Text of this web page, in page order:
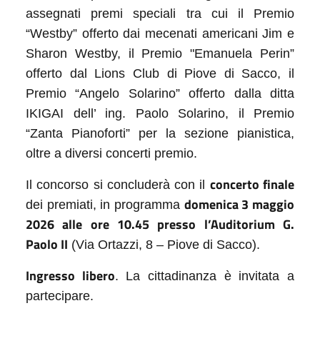
assegnati premi speciali tra cui il Premio
“Westby” offerto dai mecenati americani Jim e
Sharon Westby, il Premio "Emanuela Perin”
offerto dal Lions Club di Piove di Sacco, il
Premio “Angelo Solarino” offerto dalla ditta
IKIGAI dell’ ing. Paolo Solarino, il Premio
“Zanta Pianoforti” per la sezione pianistica,
oltre a diversi concerti premio.
Il concorso si concluderà con il concerto finale
dei premiati, in programma domenica 3 maggio
2026 alle ore 10.45 presso l’Auditorium G.
Paolo II (Via Ortazzi, 8 – Piove di Sacco).
Ingresso libero. La cittadinanza è invitata a
partecipare.